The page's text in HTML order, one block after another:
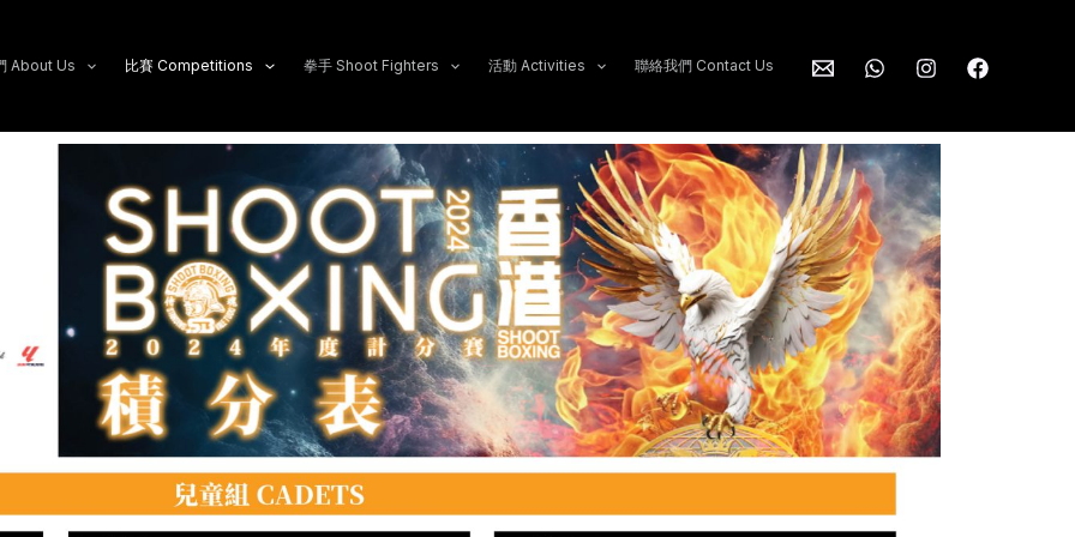
About Us 比賽 Competitions 拳手 Shoot Fighters 活動 Activities 聯絡我們 Contact Us